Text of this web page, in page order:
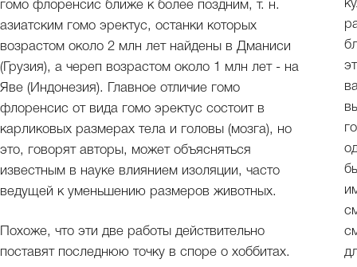
гомо флоренсис ближе к более поздним, т. н.
азиатским гомо эректус, останки которых
возрастом около 2 млн лет найдены в Дманиси
(Грузия), а череп возрастом около 1 млн лет - на
Яве (Индонезия). Главное отличие гомо
флоренсис от вида гомо эректус состоит в
карликовых размерах тела и головы (мозга), но
это, говорят авторы, может объясняться
известным в науке влиянием изоляции, часто
ведущей к уменьшению размеров животных.
Похоже, что эти две работы действительно
поставят последнюю точку в споре о хоббитах.